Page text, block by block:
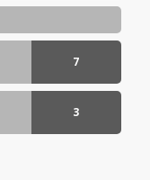
7
GÖNDERI(LER)
3